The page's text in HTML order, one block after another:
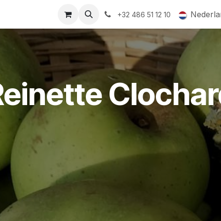
QR-labels Leifruit Subsidiedossiers
+32 486 51 12 10